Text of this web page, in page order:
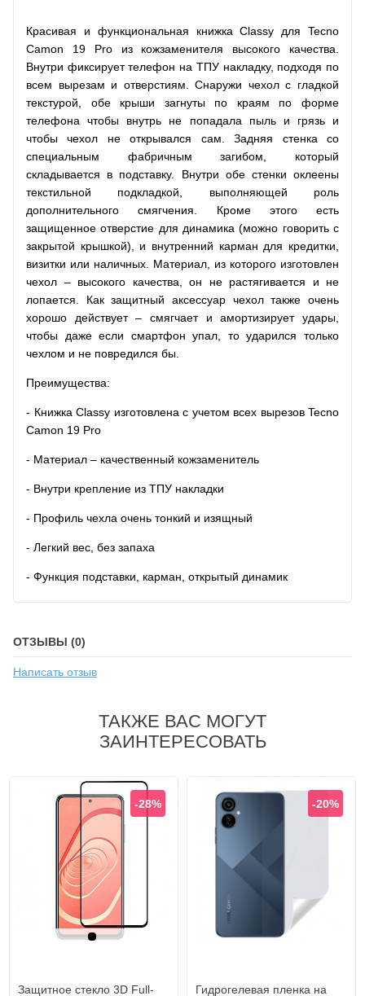
Красивая и функциональная книжка Classy для Tecno
Camon 19 Pro из кожзаменителя высокого качества.
Внутри фиксирует телефон на ТПУ накладку, подходя по
всем вырезам и отверстиям. Снаружи чехол с гладкой
текстурой, обе крыши загнуты по краям по форме
телефона чтобы внутрь не попадала пыль и грязь и
чтобы чехол не открывался сам. Задняя стенка со
специальным фабричным загибом, который
складывается в подставку. Внутри обе стенки оклеены
текстильной подкладкой, выполняющей роль
дополнительного смягчения. Кроме этого есть
защищенное отверстие для динамика (можно говорить с
закрытой крышкой), и внутренний карман для кредитки,
визитки или наличных. Материал, из которого изготовлен
чехол – высокого качества, он не растягивается и не
лопается. Как защитный аксессуар чехол также очень
хорошо действует – смягчает и амортизирует удары,
чтобы даже если смартфон упал, то ударился только
чехлом и не повредился бы.
Преимущества:
- Книжка Classy изготовлена с учетом всех вырезов Tecno
Camon 19 Pro
- Материал – качественный кожзаменитель
- Внутри крепление из ТПУ накладки
- Профиль чехла очень тонкий и изящный
- Легкий вес, без запаха
- Функция подставки, карман, открытый динамик
ОТЗЫВЫ (0)
Написать отзыв
ТАКЖЕ ВАС МОГУТ
ЗАИНТЕРЕСОВАТЬ
Черный
-28%
Защитное стекло 3D Full-
-20%
Гидрогелевая пленка на